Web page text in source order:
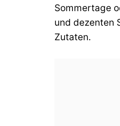
Sommertage
und dezenten
Zutaten.